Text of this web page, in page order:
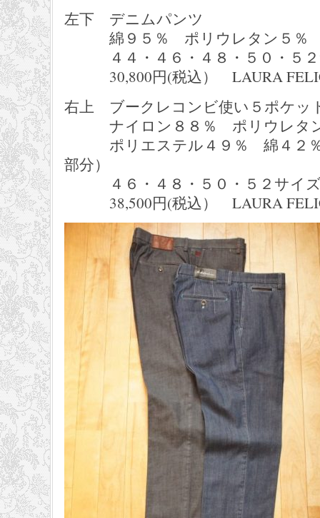
左下 デニムパンツ
綿９５％ ポリウレタン５％
４４・４６・４８・５０・５２
30,800円(税込） LAURA
右上 ブークレコンビ使い５ポケッ
ナイロン８８％ ポリウレタ
ポリエステル４９％ 綿４２％
部分）
４６・４８・５０・５２サイ
38,500円(税込） LAURA